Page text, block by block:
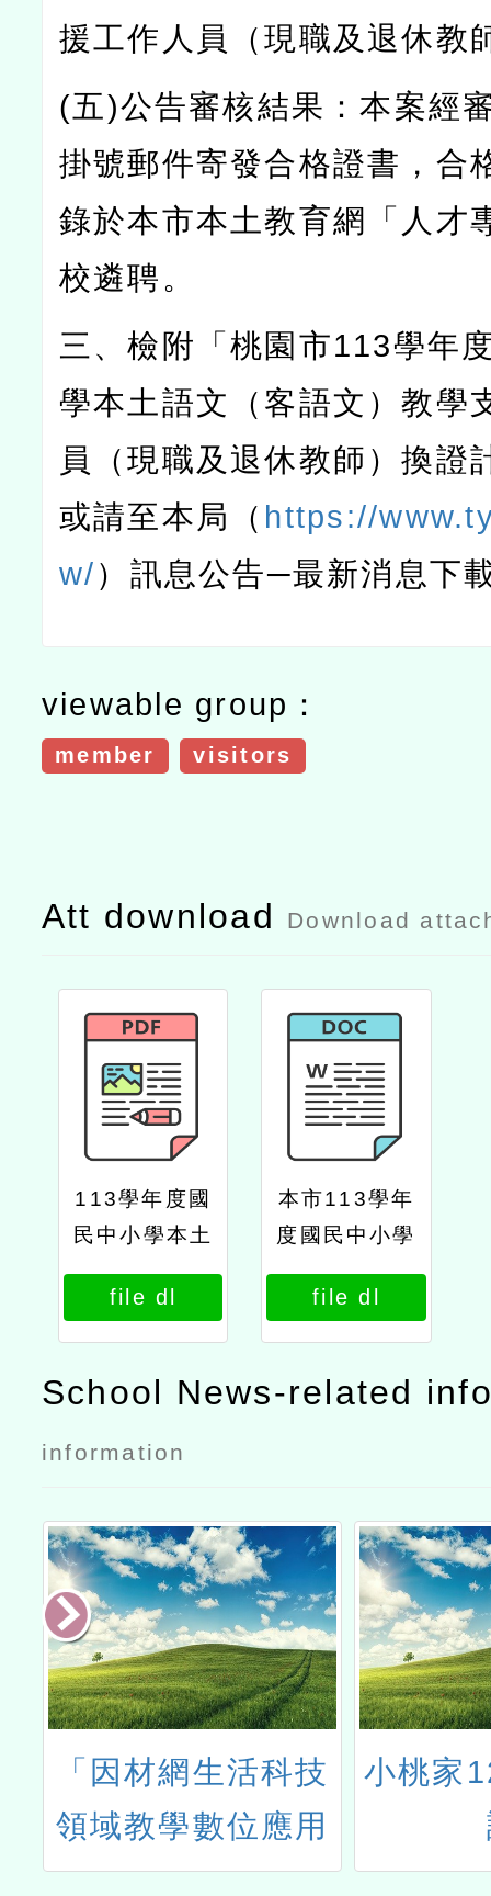
援工作人員（現職及退休教
(五)公告審核結果：本案經
掛號郵件寄發合格證書，合
錄於本市本土教育網「人才
校遴聘。
三、檢附「桃園市113學年
學本土語文（客語文）教學
員（現職及退休教師）換證
或請至本局（ https://
w/）訊息公告─最新消息下
viewable group：
member visitors
Att download Download
113學年度國
民中小學本土
語文客語文教
學支援工作人
員（現職及退
休教師）換證
file dl
本市113學年
度國民中小學
本土語文客語
文教學支援工
作人員（現職
及退休教師）
file dl
School News-related
information
「因材網生活科技
領域教學數位應用
推廣工作坊」
小桃家